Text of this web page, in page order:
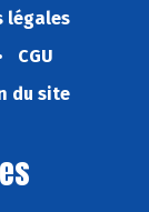
légales
CGU
du site